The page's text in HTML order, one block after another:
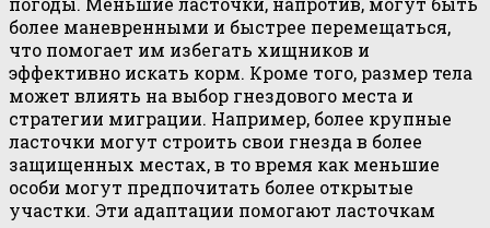
более маневренными и быстрее перемещаться,
что помогает им избегать хищников и
эффективно искать корм. Кроме того, размер тела
может влиять на выбор гнездового места и
стратегии миграции. Например, более крупные
ласточки могут строить свои гнезда в более
защищенных местах, в то время как меньшие
особи могут предпочитать более открытые
участки. Эти адаптации помогают ласточкам